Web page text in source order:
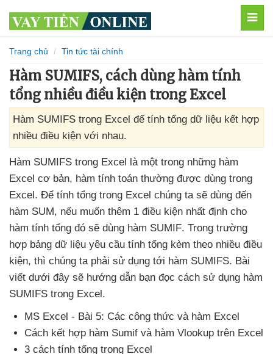
Trang chủ Tin tức tài chính
Hàm SUMIFS, cách dùng hàm tính
tổng nhiều điều kiện trong Excel
Hàm SUMIFS trong Excel để tính tổng dữ liệu kết hợp
nhiều điều kiện với nhau.
Hàm SUMIFS trong Excel là một trong những hàm
Excel cơ bản, hàm tính toán thường được dùng trong
Excel. Để tính tổng trong Excel chúng ta sẽ dùng đến
hàm SUM, nếu muốn thêm 1 điều kiện nhất định cho
hàm tính tổng đó sẽ dùng hàm SUMIF. Trong trường
hợp bảng dữ liệu yêu cầu tính tổng kèm theo nhiều điều
kiện, thì chúng ta phải sử dụng tới hàm SUMIFS. Bài
viết dưới đây sẽ hướng dẫn bạn đọc cách sử dụng hàm
SUMIFS trong Excel.
MS Excel - Bài 5: Các công thức và hàm Excel
Cách kết hợp hàm Sumif và hàm Vlookup trên Excel
3 cách tính tổng trong Excel